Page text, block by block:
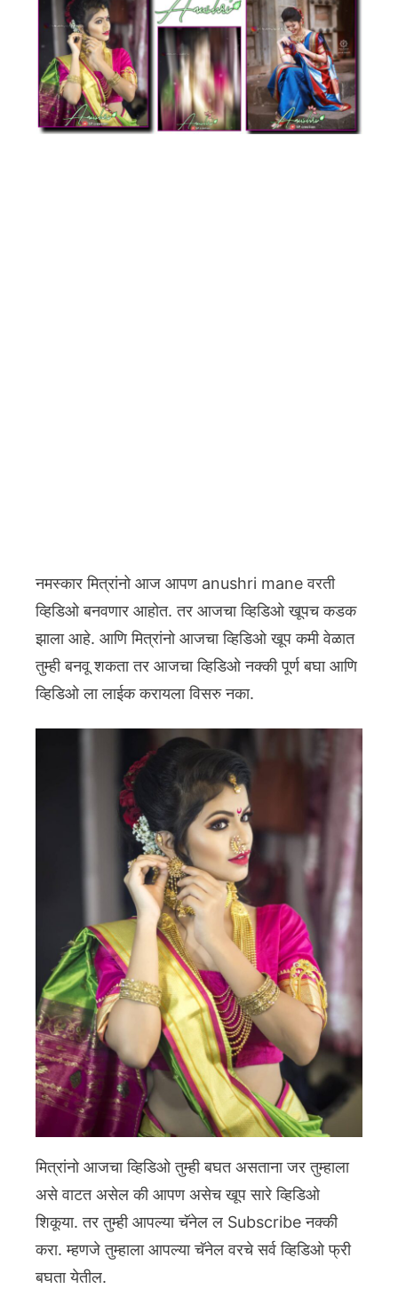
Effects
video
editing
नमस्कार मित्रांनो आज आपण anushri mane वरती
व्हिडिओ बनवणार आहोत. तर आजचा व्हिडिओ खूपच कडक
झाला आहे. आणि मित्रांनो आजचा व्हिडिओ खूप कमी वेळात
तुम्ही बनवू शकता तर आजचा व्हिडिओ नक्की पूर्ण बघा आणि
व्हिडिओ ला लाईक करायला विसरु नका.
मित्रांनो आजचा व्हिडिओ तुम्ही बघत असताना जर तुम्हाला
असे वाटत असेल की आपण असेच खूप सारे व्हिडिओ
शिकूया. तर तुम्ही आपल्या चॅनेल ल Subscribe नक्की
करा. म्हणजे तुम्हाला आपल्या चॅनेल वरचे सर्व व्हिडिओ फ्री
बघता येतील.